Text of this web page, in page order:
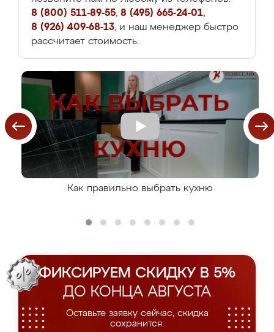
8 (800) 511-89-55, 8 (495) 665-24-01,
8 (926) 409-68-13, и наш менеджер быстро
рассчитает стоимость.
Как правильно выбрать кухню
ФИКСИРУЕМ СКИДКУ В 5%
ДО КОНЦА АВГУСТА
Оставьте заявку сейчас, скидка
сохранится.